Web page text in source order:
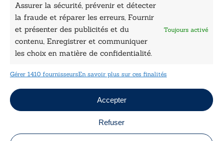
Assurer la sécurité, prévenir et détecter
la fraude et réparer les erreurs, Fournir
et présenter des publicités et du
contenu, Enregistrer et communiquer
les choix en matière de confidentialité.
Toujours activé
Gérer 1410 fournisseursEn savoir plus sur ces finalités
Accepter
Refuser
Sciences humaines
Pratique
Le Petit Lys
Données légales
Conditions Générales de vente
Politique de cookies
Mentions légales
Jeux concours
Copyright © 2026 Le Lys Bleu Éditions tous droits
réservés